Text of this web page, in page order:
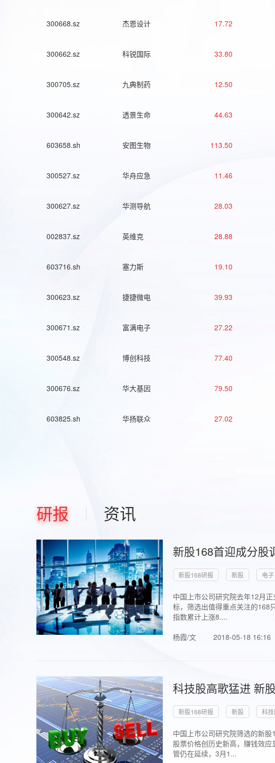
300668.sz 杰恩设计 17.72
300662.sz 科锐国际 33.80
300705.sz 九典制药 12.50
300642.sz 透景生命 44.63
603658.sh 安图生物 113.50
300527.sz 华舟应急 11.46
300627.sz 华测导航 28.03
002837.sz 英维克 28.88
603716.sh 塞力斯 19.10
300623.sz 捷捷微电 39.93
300671.sz 富满电子 27.22
300548.sz 博创科技 77.40
300676.sz 华大基因 79.50
603825.sh 华扬联众 27.02
研报 资讯
新股168首迎成分股
新股168研报 新股 电子
中国上市公司研究院去年12月
标，筛选出值得重点关注的168
指数累计上涨8....
杨霞/文
2018-05-18 16:16
科技股高歌猛进 新
新股168研报 新股 科
中国上市公司研究院筛选的新
股票价格创历史新高，赚钱效
管仍在延续，3月1...